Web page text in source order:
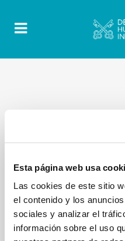
Esta página web usa
Las cookies de este sitio
el contenido y los
sociales y analizar el
información sobre el uso